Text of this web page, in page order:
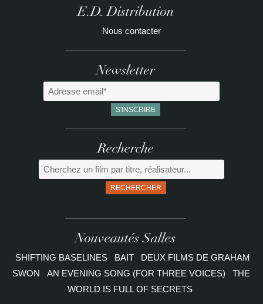
E.D. Distribution
Nous contacter
Newsletter
Recherche
RECHERCHER
Nouveautés Salles
SHIFTING BASELINES BAIT
DEUX FILMS DE GRAHAM
SWON
AN EVENING SONG (FOR THREE VOICES)
THE
WORLD IS FULL OF SECRETS